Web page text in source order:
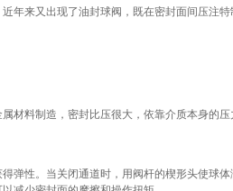
年来又出现了油封球阀，既在密封面间压注
材料制造，密封比压很大，依靠介质本身的
弹性。当关闭通道时，用阀杆的楔形头使球